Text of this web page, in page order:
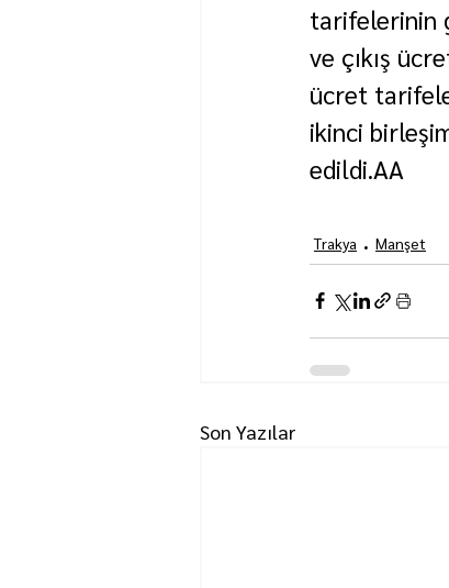
tarifelerinin
ve çıkış
ücret
ikinci
edildi.AA
Trakya Manşet
Son Yazılar